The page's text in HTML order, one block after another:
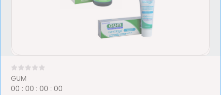
GUM
00 :00 :00 :00